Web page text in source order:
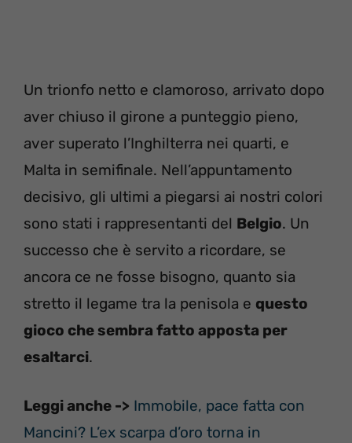
Un trionfo netto e clamoroso, arrivato dopo
aver chiuso il girone a punteggio pieno,
aver superato l’Inghilterra nei quarti, e
Malta in semifinale. Nell’appuntamento
decisivo, gli ultimi a piegarsi ai nostri colori
sono stati i rappresentanti del Belgio. Un
successo che è servito a ricordare, se
ancora ce ne fosse bisogno, quanto sia
stretto il legame tra la penisola e questo
gioco che sembra fatto apposta per
esaltarci.
Leggi anche -> Immobile, pace fatta con
Mancini? L’ex scarpa d’oro torna in